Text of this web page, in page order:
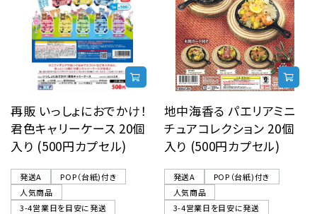
再販 いっしょにおでかけ！
君色キャリーケース 20個
入り (500円カプセル)
発送A
POP（台紙)付き
人気商品
3-4営業日を目安に発送
地中海香る パエリアミニ
チュアコレクション 20個
入り (500円カプセル)
発送A
POP（台紙)付き
人気商品
3-4営業日を目安に発送